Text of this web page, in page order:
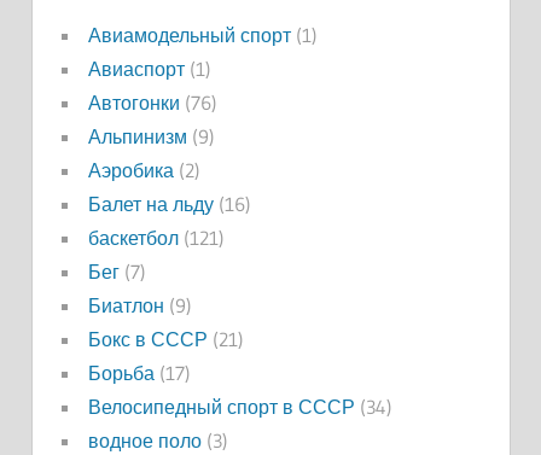
Авиамодельный спорт(1)
Авиаспорт(1)
Автогонки (76)
Альпинизм (9)
Аэробика(2)
Балет на льду(16)
баскетбол(121)
Бег(7)
Биатлон (9)
Бокс в СССР (21)
Борьба(17)
Велосипедный спорт в СССР (34)
водное поло(3)